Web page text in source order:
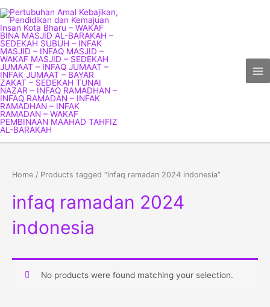
to
content
Home / Products tagged “infaq ramadan 2024 indonesia”
infaq ramadan 2024
indonesia
No products were found matching your selection.